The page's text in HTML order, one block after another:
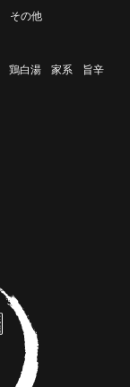
その他
鶏白湯 家系
旨辛